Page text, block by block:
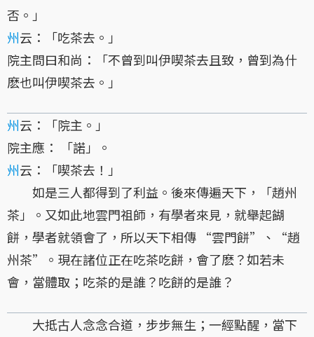
否。」
州云：「吃茶去。」
院主問曰和尚：「不曾到叫伊喫茶去且致，曾到為什
麽也叫伊喫茶去。」
州云：「院主。」
院主應： 「諾」。
州云：「喫茶去！」
如是三人都得到了利益。後來傳遍天下，「趙州
茶」。又如此地雲門祖師，有學者來見，就舉起餬
餅，學者就領會了，所以天下相傳 “雲門餅”、“趙
州茶”。現在諸位正在吃茶吃餅，會了麽？如若未
會，當體取；吃茶的是誰？吃餅的是誰？
大抵古人念念合道，步步無生；一經點醒，當下